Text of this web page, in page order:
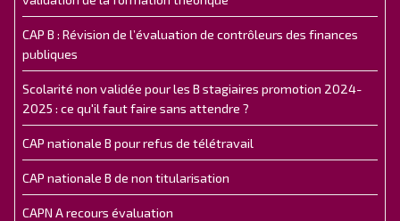
CAP B : Révision de l’évaluation de contrôleurs des finances
publiques
Scolarité non validée pour les B stagiaires promotion 2024-
2025 : ce qu'il faut faire sans attendre ?
CAP nationale B pour refus de télétravail
CAP nationale B de non titularisation
CAPN A recours évaluation